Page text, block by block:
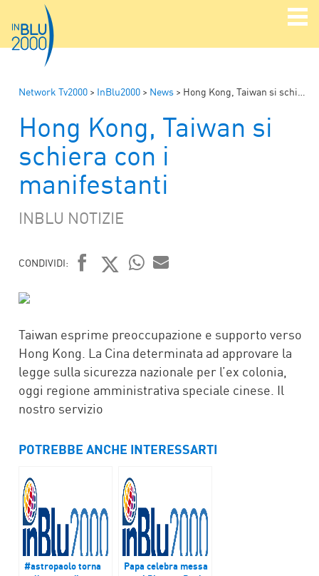
Network Tv2000 > InBlu2000 > News > Hong Kong, Taiwan si schiera con i manifestanti
Hong Kong, Taiwan si
schiera con i
manifestanti
INBLU NOTIZIE
CONDIVIDI:
Taiwan esprime preoccupazione e supporto verso
Hong Kong. La Cina determinata ad approvare la
legge sulla sicurezza nazionale per l’ex colonia,
oggi regione amministrativa speciale cinese. Il
nostro servizio
POTREBBE ANCHE INTERESSARTI
#astropaolo torna
Papa celebra messa